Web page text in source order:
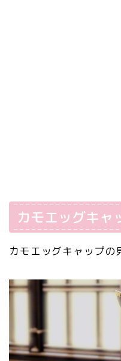
カモエッグキャ
カモエッグキャップの